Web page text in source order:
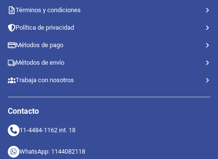
Términos y condiciones
Política de privacidad
Métodos de pago
Métodos de envío
Trabaja con nosotros
Contacto
11-4484-1162 int. 18
WhatsApp: 1144082118